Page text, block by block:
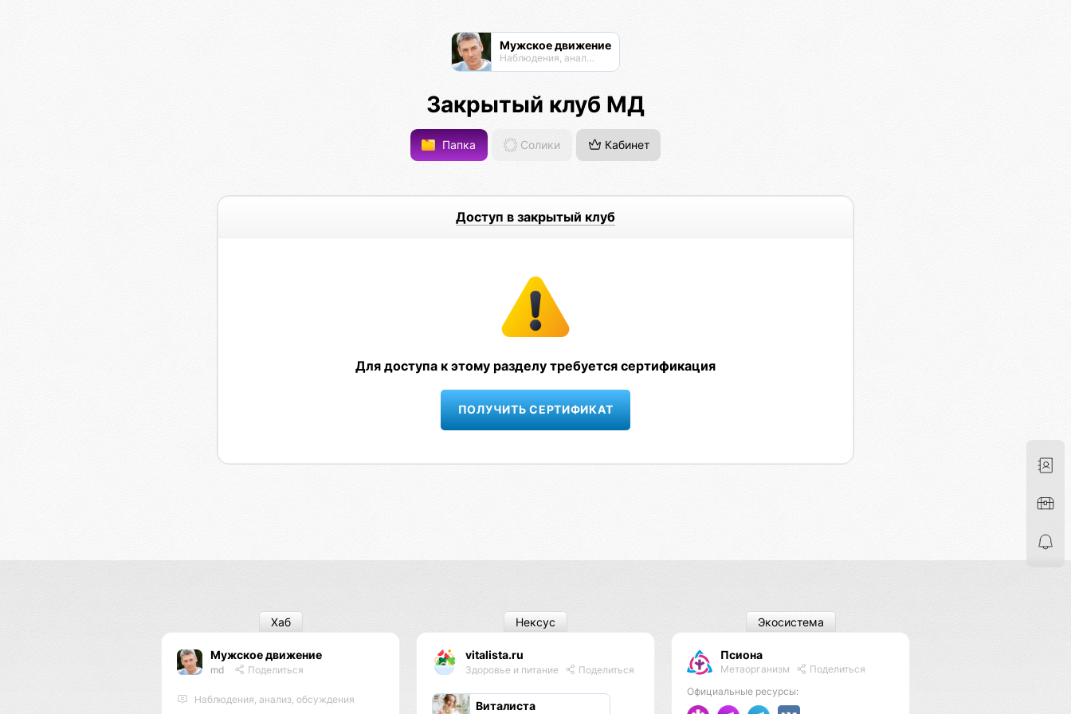
Мужское движение
Наблюдения, анализ, обсуждения
Закрытый клуб МД
Папка Солики Кабинет
Доступ в закрытый клуб
Для доступа к этому разделу требуется сертификация
ПОЛУЧИТЬ СЕРТИФИКАТ
Мужское движение
md Поделиться
Наблюдения, анализ, обсуждения
Хаб
vitalista.ru
Здоровье и питание Поделиться
Виталиста
Нексус
Псиона
Метаорганизм
Поделиться
Официальные ресурсы:
Экосистема